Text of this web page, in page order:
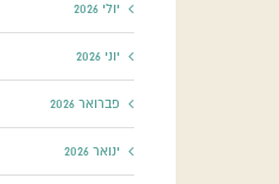
יולי 2026
יוני 2026
פברואר 2026
ינואר 2026